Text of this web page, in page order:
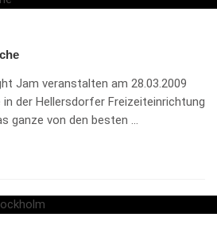
Jam veranstalten am 28.03.2009
der Hellersdorfer Freizeiteinrichtung
ganze von den besten …